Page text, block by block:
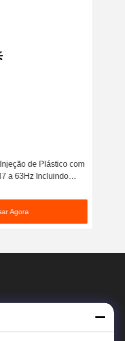
de Plástico com
a 63Hz Incluindo
para Operação
Agora